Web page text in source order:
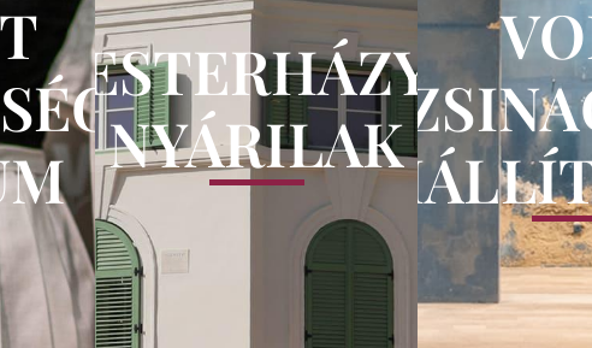
ESTERHÁZY
NYÁRILAK